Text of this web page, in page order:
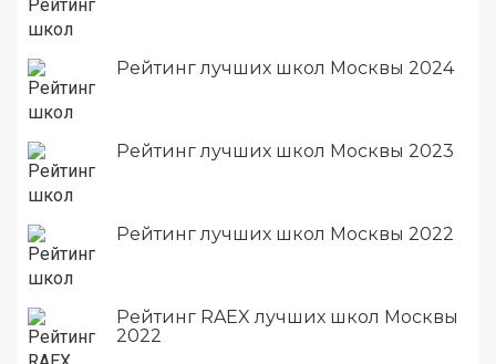
Рейтинг лучших школ Москвы 2024
Рейтинг лучших школ Москвы 2023
Рейтинг лучших школ Москвы 2022
Рейтинг RAEX лучших школ Москвы
2022